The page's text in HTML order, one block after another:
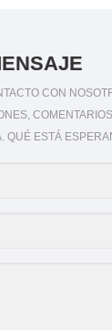
CON
QUÉ ESTÁ